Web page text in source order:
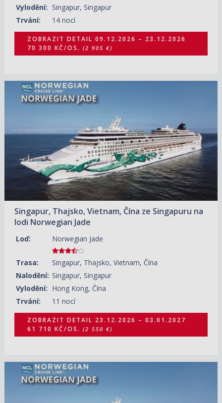
Vylodění: Singapur, Singapur
Trvání:
14 nocí
ZOBRAZIT DETAIL 09.12.2026 – 23.12.2026
70 300 KČ/OS. (2 905 €)
Singapur, Thajsko, Vietnam, Čína ze Singapuru na
lodi Norwegian Jade
Loď: Norwegian Jade
Trasa:
Singapur, Thajsko, Vietnam, Čína
Nalodění: Singapur, Singapur
Vylodění: Hong Kong, Čína
Trvání:
11 nocí
23.12.2026 – 03.01.2027
ZOBRAZIT DETAIL 23.12.2026 – 03.01.2027
61 710 KČ/OS. (2 550 €)
03.01.2027 – 17.01.2027